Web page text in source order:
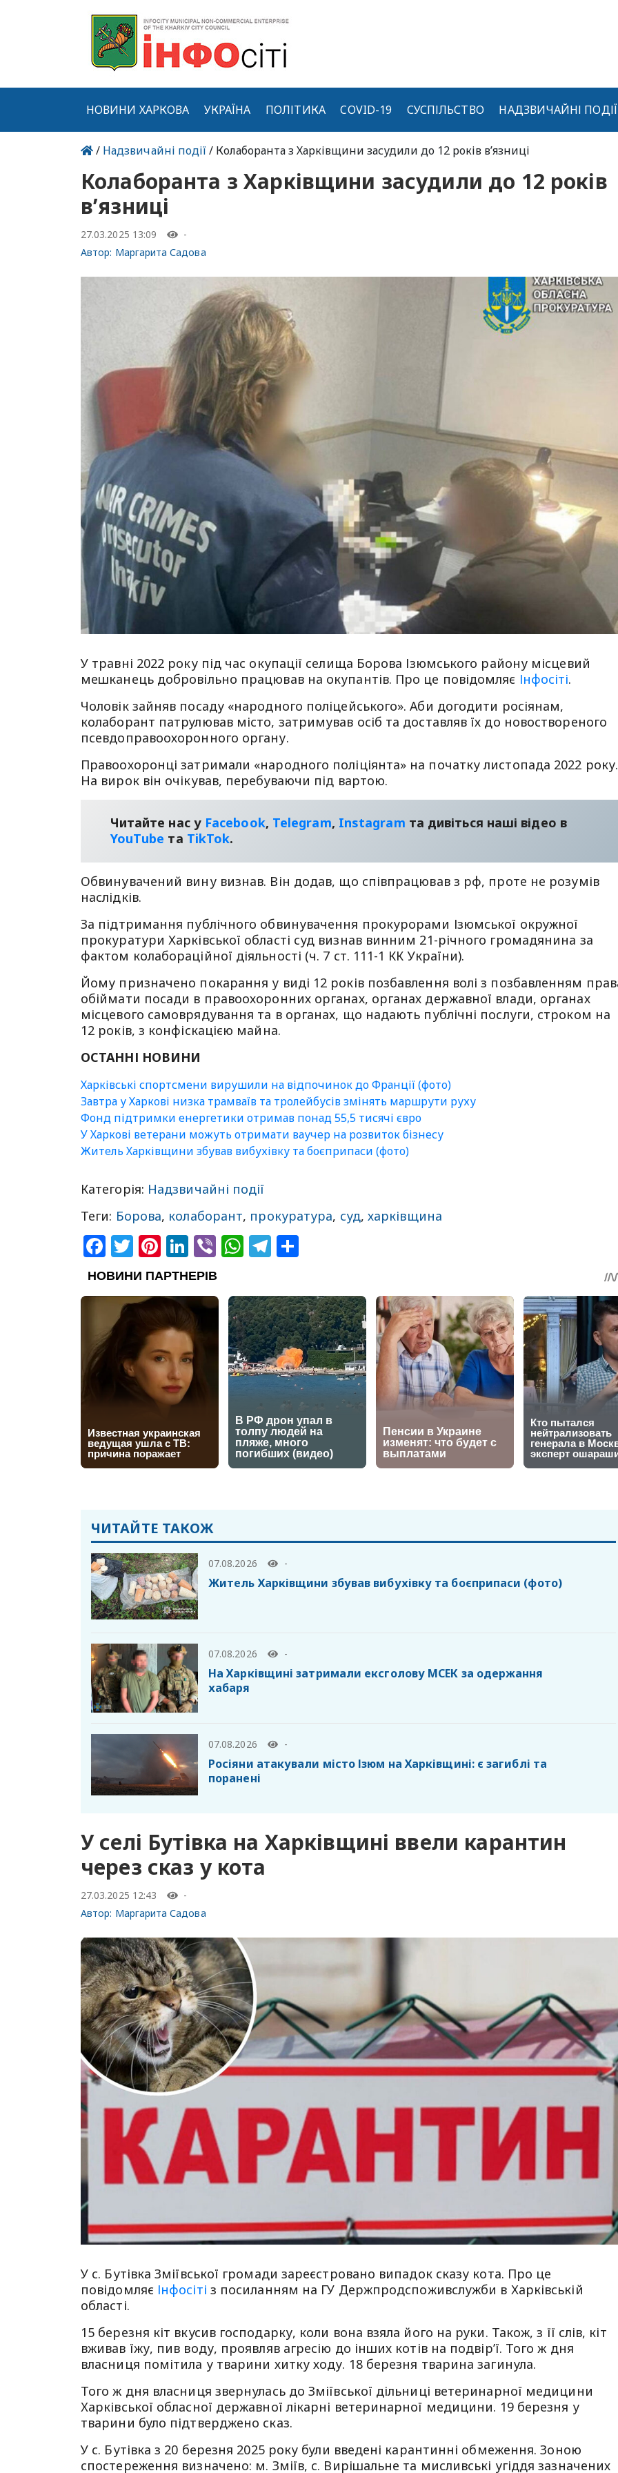
НОВИНИ ХАРКОВА УКРАЇНА ПОЛІТИКА COVID-19 СУСПІЛЬСТВО НАДЗВИЧАЙНІ ПОДІЇ
/ Надзвичайні події / Колаборанта з Харківщини засудили до 12 років в’язниці
Колаборанта з Харківщини засудили до 12 років
в’язниці
27.03.2025 13:09
-
Автор: Маргарита Садова
У травні 2022 року під час окупації селища Борова Ізюмського району місцевий
мешканець добровільно працював на окупантів. Про це повідомляє Інфосіті.
Чоловік зайняв посаду «народного поліцейського». Аби догодити росіянам,
колаборант патрулював місто, затримував осіб та доставляв їх до новоствореного
псевдоправоохоронного органу.
Правоохоронці затримали «народного поліціянта» на початку листопада 2022 року.
На вирок він очікував, перебуваючи під вартою.
Читайте нас у Facebook, Telegram, Instagram та дивіться наші відео в
YouТube та TikTok.
Обвинувачений вину визнав. Він додав, що співпрацював з рф, проте не розумів
наслідків.
За підтримання публічного обвинувачення прокурорами Ізюмської окружної
прокуратури Харківської області суд визнав винним 21-річного громадянина за
фактом колабораційної діяльності (ч. 7 ст. 111-1 КК України).
Йому призначено покарання у виді 12 років позбавлення волі з позбавленням
обіймати посади в правоохоронних органах, органах державної влади, органах
місцевого самоврядування та в органах, що надають публічні послуги, строком на
12 років, з конфіскацією майна.
ОСТАННІ НОВИНИ
Харківські спортсмени вирушили на відпочинок до Франції (фото)
Завтра у Харкові низка трамваїв та тролейбусів змінять маршрути руху
Фонд підтримки енергетики отримав понад 55,5 тисячі євро
У Харкові ветерани можуть отримати ваучер на розвиток бізнесу
Житель Харківщини збував вибухівку та боєприпаси (фото)
Категорія: Надзвичайні події
Теги: Борова, колаборант, прокуратура, суд,харківщина
Facebook
Twitter
Pinterest
LinkedIn
ViberWhatsApp
Telegram
ЧИТАЙТЕ ТАКОЖ
07.08.2026 -
Житель Харківщини збував вибухівку та боєприпаси (фото)
07.08.2026 -
На Харківщині затримали ексголову МСЕК за одержання
хабаря
07.08.2026 -
Росіяни атакували місто Ізюм на Харківщині: є загиблі та
поранені
У селі Бутівка на Харківщині ввели карантин
через сказ у кота
27.03.2025 12:43
-
Автор: Маргарита Садова
У с. Бутівка Зміївської громади зареєстровано випадок сказу кота. Про це
повідомляє Інфосіті з посиланням на ГУ Держпродспоживслужби в Харківській
області.
15 березня кіт вкусив господарку, коли вона взяла його на руки. Також, з її слів, кіт
вживав їжу, пив воду, проявляв агресію до інших котів на подвір’ї. Того ж дня
власниця помітила у тварини хитку ходу. 18 березня тварина загинула.
Того ж дня власниця звернулась до Зміївської дільниці ветеринарної медицини
Харківської обласної державної лікарні ветеринарної медицини. 19 березня у
тварини було підтверджено сказ.
У с. Бутівка з 20 березня 2025 року були введені карантинні обмеження. Зоною
спостереження визначено: м. Зміїв, с. Вирішальне та мисливські угіддя зазначених